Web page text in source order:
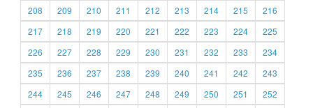
208
209 210 211 212 213 214 215
216
217
218 219 220 221 222 223 224
225
226
227 228 229 230 231 232 233
234
235
236 237 238 239 240 241 242
243
244
245 246 247 248 249 250 251
252